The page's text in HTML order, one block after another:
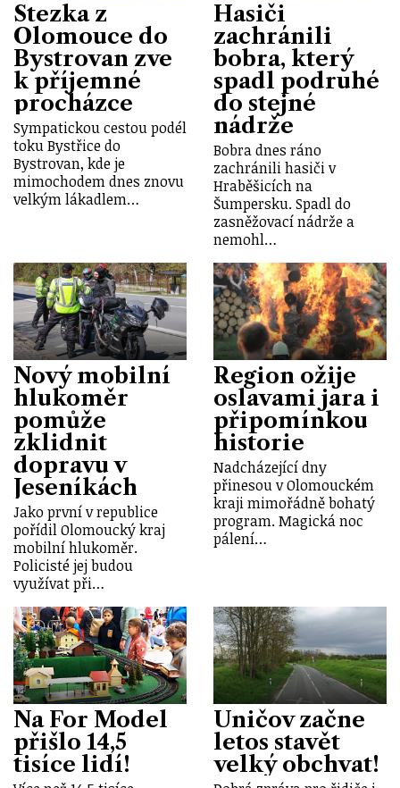
Stezka z
Olomouce do
Bystrovan zve
k příjemné
procházce
Sympatickou cestou podél
toku Bystřice do
Bystrovan, kde je
mimochodem dnes znovu
velkým lákadlem…
Hasiči
zachránili
bobra, který
spadl podruhé
do stejné
nádrže
Bobra dnes ráno
zachránili hasiči v
Hraběšicích na
Šumpersku. Spadl do
zasněžovací nádrže a
nemohl…
Nový mobilní
hlukoměr
pomůže
zklidnit
dopravu v
Jeseníkách
Jako první v republice
pořídil Olomoucký kraj
mobilní hlukoměr.
Policisté jej budou
využívat při…
Region ožije
oslavami jara i
připomínkou
historie
Nadcházející dny
přinesou v Olomouckém
kraji mimořádně bohatý
program. Magická noc
pálení…
Na For Model
přišlo 14,5
tisíce lidí!
Uničov začne
letos stavět
velký obchvat!